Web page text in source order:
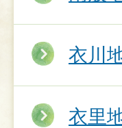
衣川
衣里